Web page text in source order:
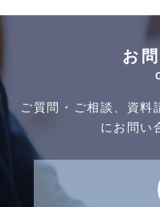
お
ご質問・ご相談、資料
にお問い